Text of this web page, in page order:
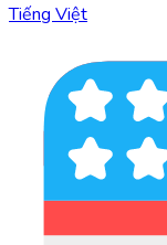
Tiếng Việt